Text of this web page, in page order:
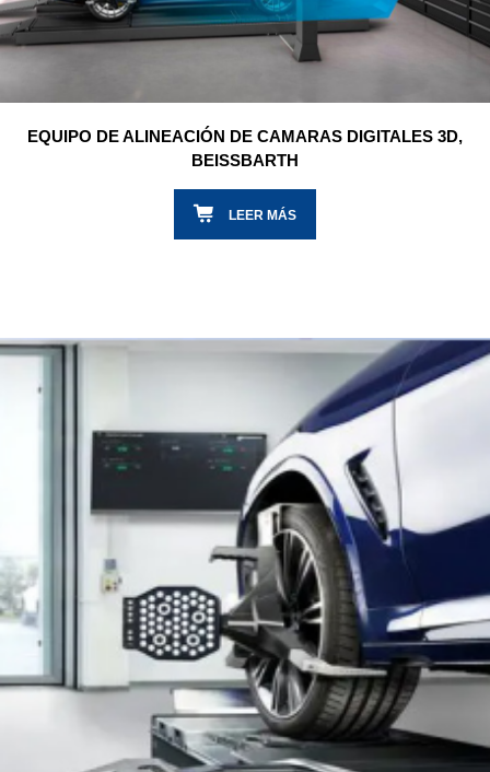
EQUIPO DE ALINEACIÓN DE CAMARAS DIGITALES 3D,
BEISSBARTH
LEER MÁS